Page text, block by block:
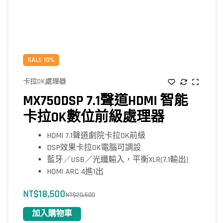
SALE 10%
卡拉OK處理器
MX750DSP 7.1聲道HDMI 智能
卡拉OK數位前級處理器
HDMI 7.1聲道劇院卡拉OK前級
DSP效果卡拉OK電腦可調設
藍牙／USB／光纖輸入，平衡XLR(7.1輸出)
HDMI ARC 4進1出
NT$20,500
NT$18,500
加入購物車